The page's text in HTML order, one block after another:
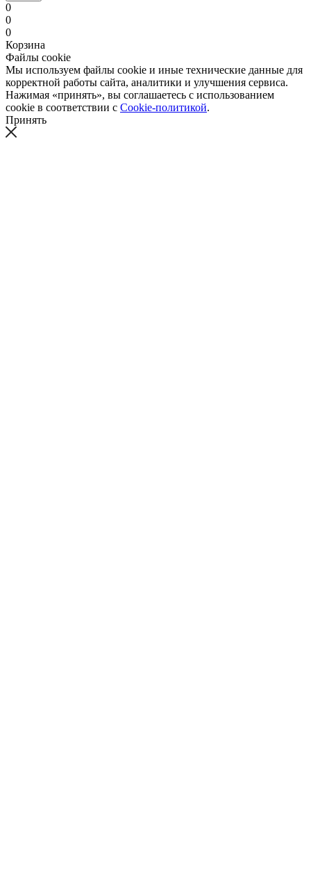
0
0
0
Корзина
Файлы cookie
Мы используем файлы cookie и иные технические данные для
корректной работы сайта, аналитики и улучшения сервиса.
Нажимая «принять», вы соглашаетесь с использованием
cookie в соответствии с Cookie-политикой.
Принять